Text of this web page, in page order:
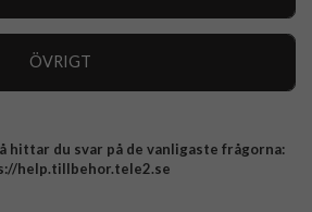
ÖVRIGT
hittar du svar på de vanligaste frågorna:
help.tillbehor.tele2.se